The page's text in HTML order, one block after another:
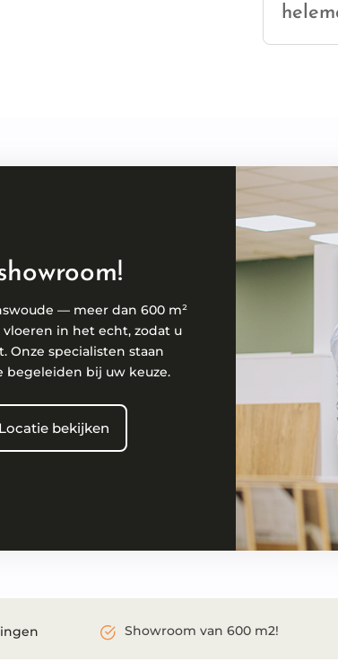
— meer dan 600 m²
in het echt, zodat u
Onze specialisten staan
begeleiden bij uw keuze.
Locatie bekijken
Showroom van 600 m2!